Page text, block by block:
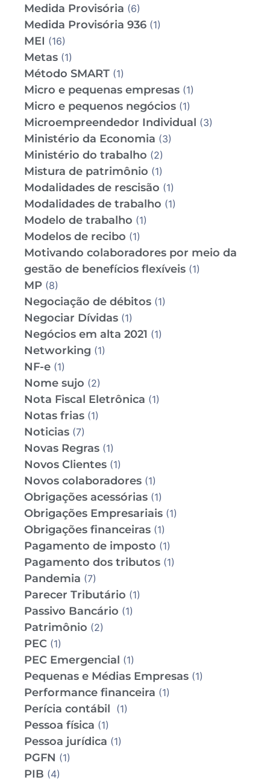
Medida Provisória (6)
Medida Provisória 936 (1)
MEI (16)
Metas (1)
Método SMART (1)
Micro e pequenas empresas (1)
Micro e pequenos negócios (1)
Microempreendedor Individual (3)
Ministério da Economia (3)
Ministério do trabalho (2)
Mistura de patrimônio (1)
Modalidades de rescisão (1)
Modalidades de trabalho (1)
Modelo de trabalho (1)
Modelos de recibo (1)
Motivando colaboradores por meio da
gestão de benefícios flexíveis (1)
MP (8)
Negociação de débitos (1)
Negociar Dívidas (1)
Negócios em alta 2021 (1)
Networking (1)
NF-e (1)
Nome sujo (2)
Nota Fiscal Eletrônica (1)
Notas frias (1)
Noticias (7)
Novas Regras (1)
Novos Clientes (1)
Novos colaboradores (1)
Obrigações acessórias (1)
Obrigações Empresariais (1)
Obrigações financeiras (1)
Pagamento de imposto (1)
Pagamento dos tributos (1)
Pandemia (7)
Parecer Tributário (1)
Passivo Bancário (1)
Patrimônio (2)
PEC (1)
PEC Emergencial (1)
Pequenas e Médias Empresas (1)
Performance financeira (1)
Perícia contábil (1)
Pessoa física (1)
Pessoa jurídica (1)
PGFN (1)
PIB (4)